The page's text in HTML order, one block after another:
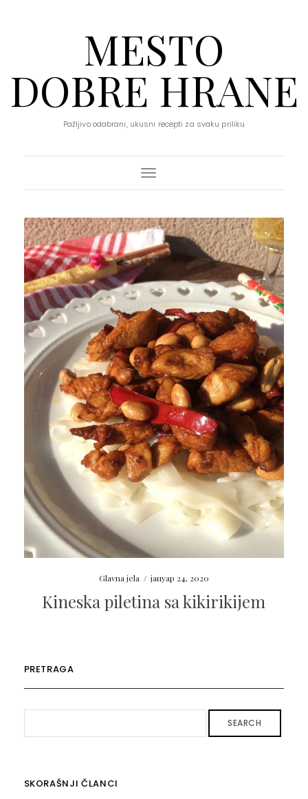
MESTO
DOBRE HRANE
Pažljivo odabrani, ukusni recepti za svaku priliku
Toggle Navigation
Glavna jela / јануар 24, 2020
Kineska piletina sa kikirikijem
PRETRAGA
SEARCH
SKORAŠNJI ČLANCI